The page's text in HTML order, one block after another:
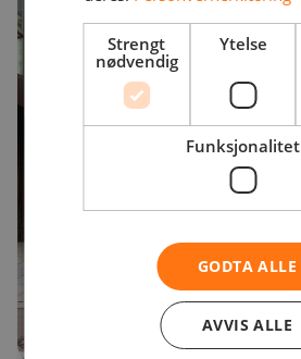
Strengt
nødvendig
Ytelse
Funksjonalitet
GODTA ALLE
AVVIS ALLE